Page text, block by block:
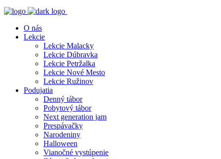
O nás
Lekcie
Lekcie Malacky
Lekcie Dúbravka
Lekcie Petržalka
Lekcie Nové Mesto
Lekcie Ružinov
Podujatia
Denný tábor
Pobytový tábor
Next generation jam
Prespávačky
Narodeniny
Halloween
Vianočné vystúpenie